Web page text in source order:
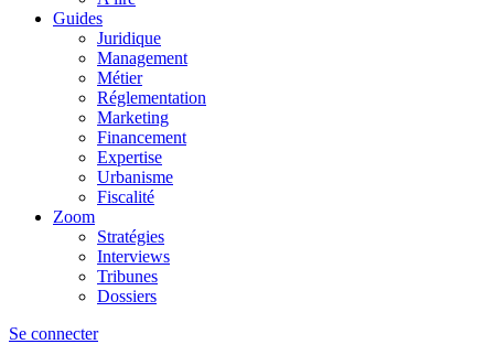
Guides
Juridique
Management
Métier
Réglementation
Marketing
Financement
Expertise
Urbanisme
Fiscalité
Zoom
Stratégies
Interviews
Tribunes
Dossiers
Se connecter